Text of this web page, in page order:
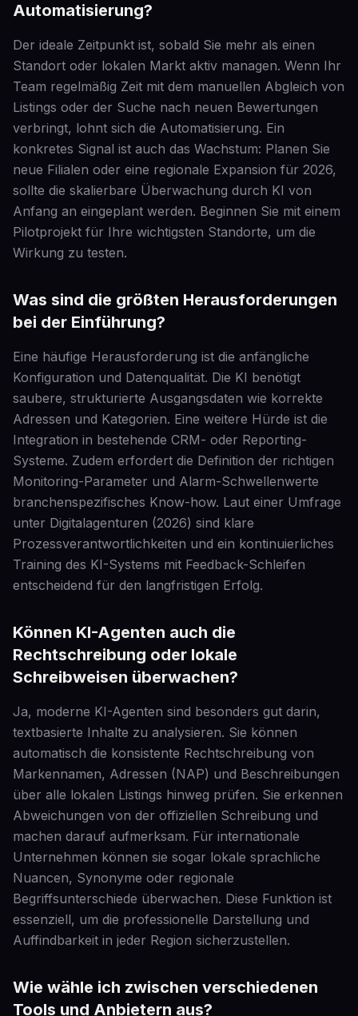
Automatisierung?
Der ideale Zeitpunkt ist, sobald Sie mehr als einen
Standort oder lokalen Markt aktiv managen. Wenn Ihr
Team regelmäßig Zeit mit dem manuellen Abgleich von
Listings oder der Suche nach neuen Bewertungen
verbringt, lohnt sich die Automatisierung. Ein
konkretes Signal ist auch das Wachstum: Planen Sie
neue Filialen oder eine regionale Expansion für 2026,
sollte die skalierbare Überwachung durch KI von
Anfang an eingeplant werden. Beginnen Sie mit einem
Pilotprojekt für Ihre wichtigsten Standorte, um die
Wirkung zu testen.
Was sind die größten Herausforderungen
bei der Einführung?
Eine häufige Herausforderung ist die anfängliche
Konfiguration und Datenqualität. Die KI benötigt
saubere, strukturierte Ausgangsdaten wie korrekte
Adressen und Kategorien. Eine weitere Hürde ist die
Integration in bestehende CRM- oder Reporting-
Systeme. Zudem erfordert die Definition der richtigen
Monitoring-Parameter und Alarm-Schwellenwerte
branchenspezifisches Know-how. Laut einer Umfrage
unter Digitalagenturen (2026) sind klare
Prozessverantwortlichkeiten und ein kontinuierliches
Training des KI-Systems mit Feedback-Schleifen
entscheidend für den langfristigen Erfolg.
Können KI-Agenten auch die
Rechtschreibung oder lokale
Schreibweisen überwachen?
Ja, moderne KI-Agenten sind besonders gut darin,
textbasierte Inhalte zu analysieren. Sie können
automatisch die konsistente Rechtschreibung von
Markennamen, Adressen (NAP) und Beschreibungen
über alle lokalen Listings hinweg prüfen. Sie erkennen
Abweichungen von der offiziellen Schreibung und
machen darauf aufmerksam. Für internationale
Unternehmen können sie sogar lokale sprachliche
Nuancen, Synonyme oder regionale
Begriffsunterschiede überwachen. Diese Funktion ist
essenziell, um die professionelle Darstellung und
Auffindbarkeit in jeder Region sicherzustellen.
Wie wähle ich zwischen verschiedenen
Tools und Anbietern aus?